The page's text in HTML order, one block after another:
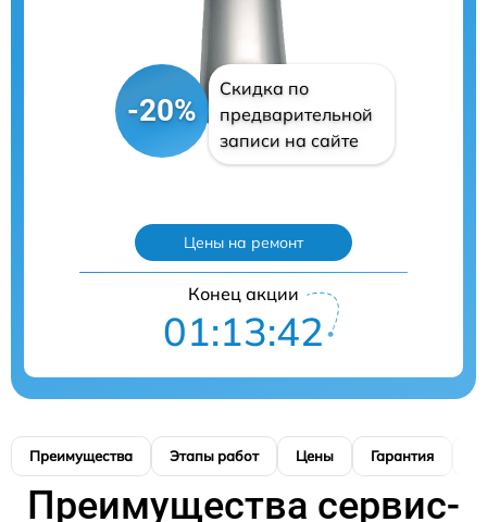
-20%
Скидка по
предварительной
записи на сайте
Цены на ремонт
Конец акции
01:13:41
Преимущества Этапы работ Цены Гарантия
Преимущества сервис-